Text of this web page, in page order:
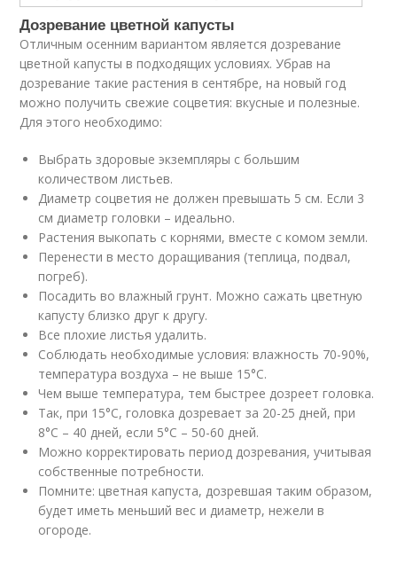
Дозревание цветной капусты
Отличным осенним вариантом является дозревание
цветной капусты в подходящих условиях. Убрав на
дозревание такие растения в сентябре, на новый год
можно получить свежие соцветия: вкусные и полезные.
Для этого необходимо:
Выбрать здоровые экземпляры с большим
количеством листьев.
Диаметр соцветия не должен превышать 5 см. Если 3
см диаметр головки – идеально.
Растения выкопать с корнями, вместе с комом земли.
Перенести в место доращивания (теплица, подвал,
погреб).
Посадить во влажный грунт. Можно сажать цветную
капусту близко друг к другу.
Все плохие листья удалить.
Соблюдать необходимые условия: влажность 70-90%,
температура воздуха – не выше 15°С.
Чем выше температура, тем быстрее дозреет головка.
Так, при 15°С, головка дозревает за 20-25 дней, при
8°С – 40 дней, если 5°С – 50-60 дней.
Можно корректировать период дозревания, учитывая
собственные потребности.
Помните: цветная капуста, дозревшая таким образом,
будет иметь меньший вес и диаметр, нежели в
огороде.